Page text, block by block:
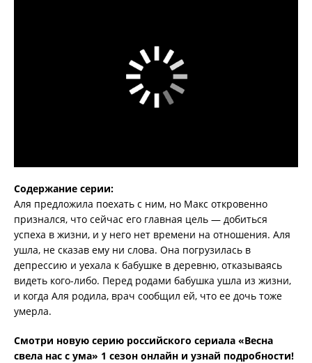
Содержание серии:
Аля предложила поехать с ним, но Макс откровенно
признался, что сейчас его главная цель — добиться
успеха в жизни, и у него нет времени на отношения. Аля
ушла, не сказав ему ни слова. Она погрузилась в
депрессию и уехала к бабушке в деревню, отказываясь
видеть кого-либо. Перед родами бабушка ушла из жизни,
и когда Аля родила, врач сообщил ей, что ее дочь тоже
умерла.
Смотри новую серию российского сериала «Весна
свела нас с ума» 1 сезон онлайн и узнай подробности!